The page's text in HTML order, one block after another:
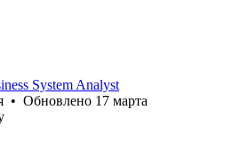
System Analyst
• Обновлено 17 марта